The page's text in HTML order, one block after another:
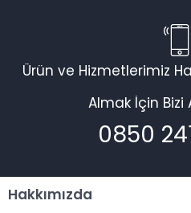
Ürün ve Hizmetlerimiz
Almak İçin Bizi
0850
Hakkımızda